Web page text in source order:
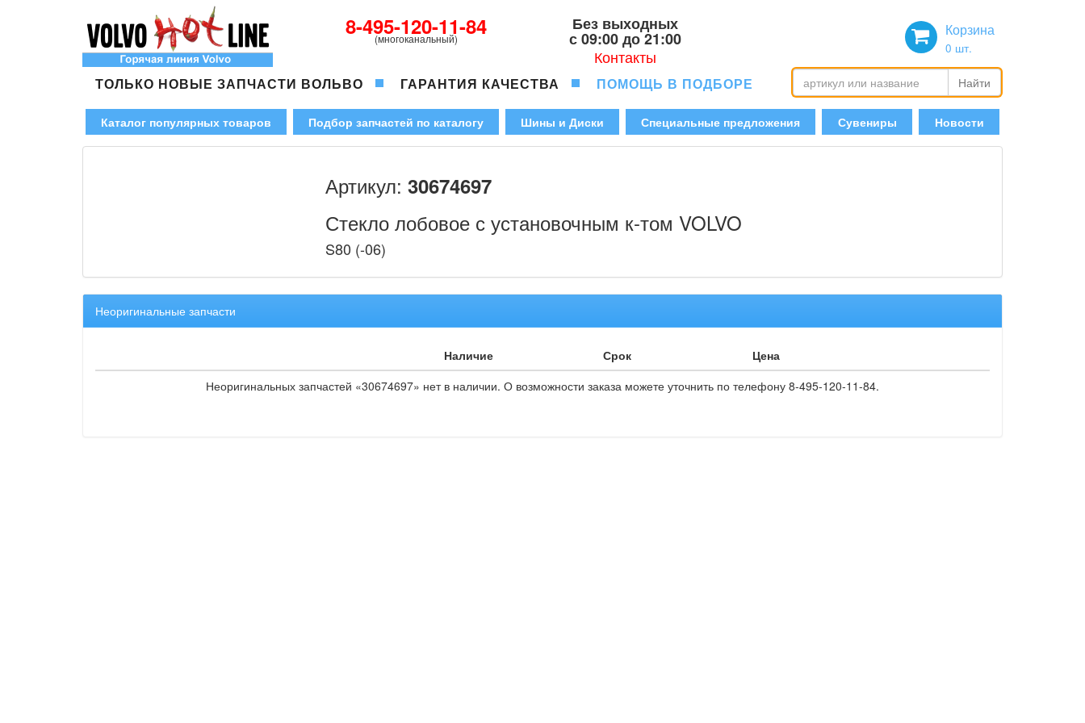
8-495-120-11-84
(многоканальный)
Без выходных
с 09:00 до 21:00
Контакты
Корзина
0 шт.
ТОЛЬКО НОВЫЕ ЗАПЧАСТИ ВОЛЬВО ГАРАНТИЯ КАЧЕСТВА ПОМОЩЬ В ПОДБОРЕ Найти
Каталог популярных товаров Подбор запчастей по каталогу Шины и Диски Специальные предложения Сувениры Новости
Артикул: 30674697
Стекло лобовое с установочным к-том VOLVO
S80 (-06)
Неоригинальные запчасти
Наличие Срок
Цена
Неоригинальных запчастей «30674697» нет в наличии. О возможности заказа можете уточнить по телефону 8-495-120-11-84.